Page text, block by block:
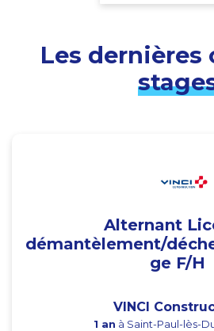
Les dernières
Alternant
démantèlement/
ge F/H
VINCI
1 an à Saint-Paul-lès-